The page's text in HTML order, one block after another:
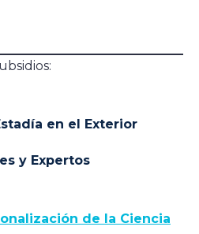
en el Exterior
y Expertos
de la Ciencia